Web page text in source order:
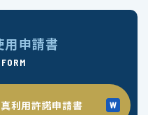
申請書
利用許諾申請書